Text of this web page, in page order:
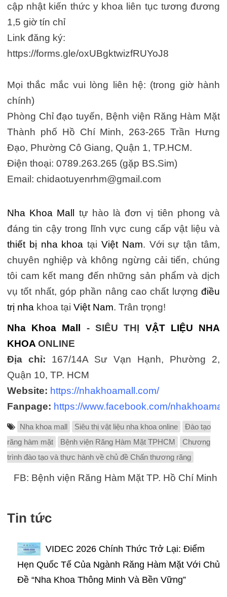
cập nhật kiến thức y khoa liên tục tương đương
1,5 giờ tín chỉ
Link đăng ký:
https://forms.gle/oxUBgktwizfRUYoJ8
Mọi thắc mắc vui lòng liên hệ: (trong giờ hành
chính)
Phòng Chỉ đạo tuyến, Bệnh viện Răng Hàm Mặt
Thành phố Hồ Chí Minh, 263-265 Trần Hưng
Đạo, Phường Cô Giang, Quận 1, TP.HCM.
Điện thoại: 0789.263.265 (gặp BS.Sim)
Email: chidaotuyenrhm@gmail.com
Nha Khoa Mall tự hào là đơn vị tiên phong và
đáng tin cậy trong lĩnh vực cung cấp vật liệu và
thiết bị nha khoa tạiViệt Nam. Với sự tận tâm,
chuyên nghiệp và không ngừng cải tiến, chúng
tôi cam kết mang đến những sản phẩm và dịch
vụ tốt nhất, góp phần nâng cao chất lượngđiều
trị nha khoa tại Việt Nam. Trân trọng!
Nha Khoa Mall - SIÊU THỊ VẬT LIỆU NHA
KHOAONLINE
Địa chỉ: 167/14A Sư Vạn Hạnh, Phường 2,
Quận 10, TP. HCM
Website: https://nhakhoamall.com/
Fanpage: https://www.facebook.com/nhakhoamall
Nha khoa mall Siêu thị vật liệu nha khoa online
Đào tạo
răng hàm mặt
Bệnh viện Răng Hàm Mặt TPHCM
Chương
trình đào tạo và thực hành về chủ đề Chấn thương răng
FB: Bệnh viện Răng Hàm Mặt TP. Hồ Chí Minh
Tin tức
VIDEC 2026 Chính Thức Trở Lại: Điểm
Hẹn Quốc Tế Của Ngành Răng Hàm Mặt Với Chủ
Đề “Nha Khoa Thông Minh Và Bền Vững”